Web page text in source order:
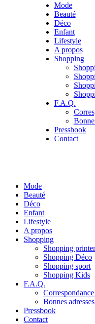
Mode
Beauté
Déco
Enfant
Lifestyle
A propos
Shopping
F.A.Q.
Pressbook
Contact
Mode
Beauté
Déco
Enfant
Lifestyle
A propos
Shopping
Shopping
Shopping Déco
Shopping sport
Shopping Kids
F.A.Q.
Bonnes adresses
Pressbook
Contact